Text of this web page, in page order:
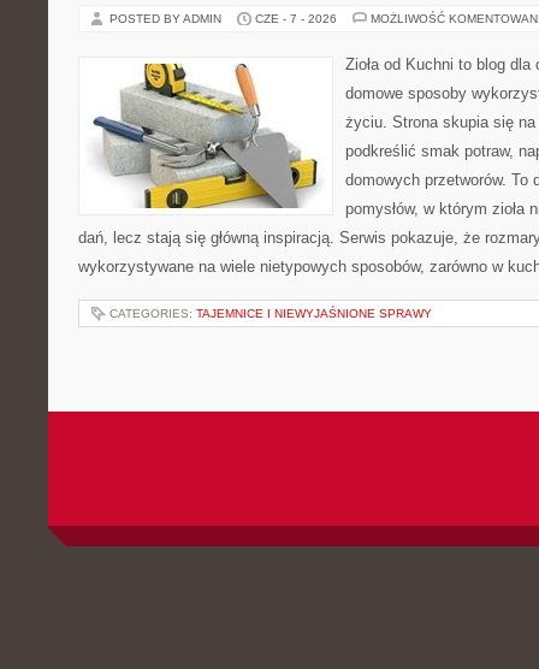
POSTED BY ADMIN CZE - 7 - 2026 MOŻLIWOŚĆ
Zioła od Kuchni to blog dla
domowe sposoby
życiu. Strona skupia się
podkreślić smak potraw,
domowych przetworów. To
pomysłów, w którym zioła
dań, lecz stają się główną inspiracją. Serwis pokazuje, że
wykorzystywane na wiele nietypowych sposobów, zarówno w
CATEGORIES: TAJEMNICE I NIEWYJAŚNIONE SPRAWY